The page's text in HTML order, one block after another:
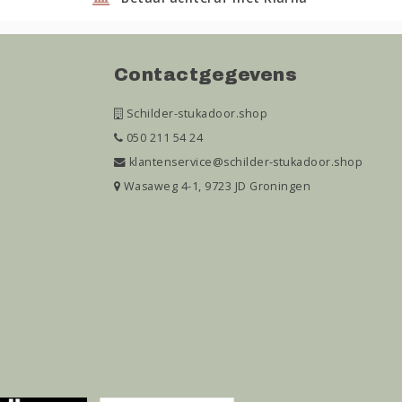
Contactgegevens
Schilder-stukadoor.shop
050 211 54 24
klantenservice@schilder-stukadoor.shop
Wasaweg 4-1, 9723 JD Groningen